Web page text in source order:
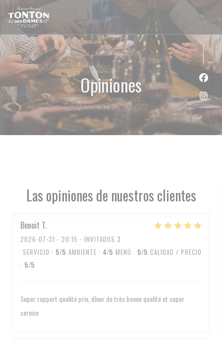
Personalización de sus opciones de cookies
Opiniones
Las opiniones de nuestros clientes
Benoit T
2026-07-31 - 20:15 - INVITADOS 3
SERVICIO : 5/5 AMBIENTE : 4/5 MENÚ : 5/5 CALIDAD / PRECIO
: 5/5
Super rapport qualité prix, dîner de très bonne qualité et super
service